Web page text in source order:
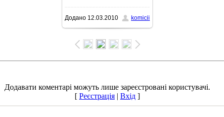
768x1024/ 65.9Kb
Додано 12.03.2010 komicii
Додавати коментарі можуть лише зареєстровані користувачі.
[ Реєстрація | Вхід ]